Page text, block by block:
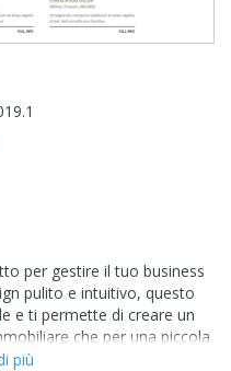
per gestire il tuo business
pulito e intuitivo, questo
e ti permette di creare un
che per una piccola
immagini, testi o intere
più